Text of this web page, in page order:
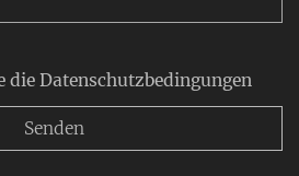
die Datenschutzbedingungen